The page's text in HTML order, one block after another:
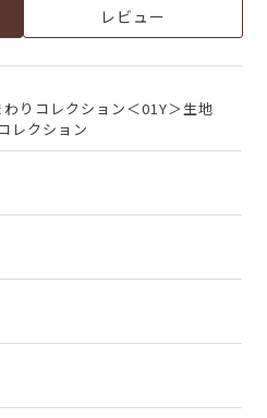
レビュー
りコレクション＜01Y＞生地
レクション